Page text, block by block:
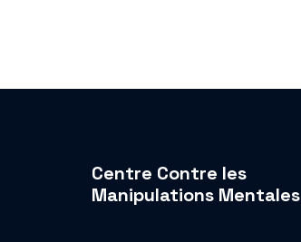
Centre Contre les
Manipulations Mentales